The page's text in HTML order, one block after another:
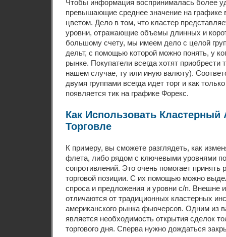
Чтобы информация воспринималась более
превышающие среднее значение на
цветом. Дело в том, что кластер
уровни, отражающие объемы длинных и
большому счету, мы имеем дело с целой
дельт, с помощью которой можно понять, у
рынке. Покупатели всегда хотят приобрести
нашем случае, ту или иную валюту).
двумя группами всегда идет торг и как
появляется тик на графике Форекс.
Как Использовать Кластерный
Торговле
К примеру, вы сможете разглядеть, как
флета, либо рядом с ключевыми уровнями
сопротивлений. Это очень помогает принять
торговой позиции. С их помощью можно
спроса и предложения и уровни с/п. Внешне
отличаются от традиционных кластерных
американского рынка фьючерсов. Одним из
является необходимость открытия сделок
торгового дня. Сперва нужно дождаться